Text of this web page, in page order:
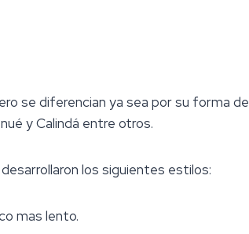
se diferencian ya sea por su forma de
y Calindá entre otros.
los siguientes estilos:
mas lento.